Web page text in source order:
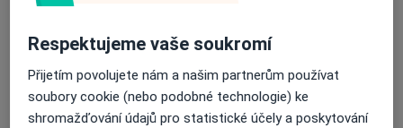
Informace o službách a cenách nejsou k dispozici
Tento specialista ještě nepřidával žádné informace o
svých službách.
Respektujeme vaše soukromí
Přijetím povolujete nám a našim partnerům používat
soubory cookie (nebo podobné technologie) ke
shromažďování údajů pro statistické účely a poskytování